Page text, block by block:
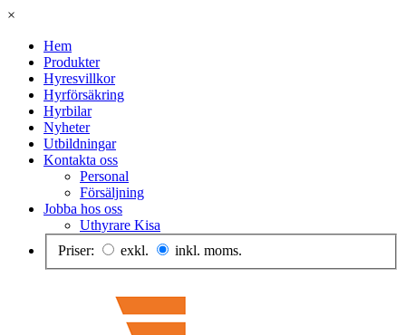
×
Hem
Produkter
Hyresvillkor
Hyrförsäkring
Hyrbilar
Nyheter
Utbildningar
Kontakta oss
Personal
Försäljning
Jobba hos oss
Uthyrare Kisa
Priser:
exkl. inkl. moms.